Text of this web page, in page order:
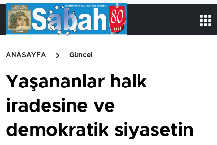
ANASAYFA Güncel
Yaşananlar halk
iradesine ve
demokratik siyasetin